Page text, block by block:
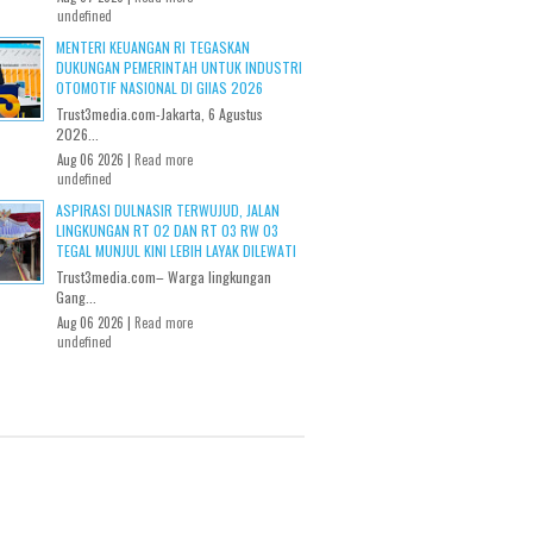
undefined
MENTERI KEUANGAN RI TEGASKAN
DUKUNGAN PEMERINTAH UNTUK INDUSTRI
OTOMOTIF NASIONAL DI GIIAS 2026
Trust3media.com-Jakarta, 6 Agustus
2026...
Aug 06 2026 | Read more
undefined
ASPIRASI DULNASIR TERWUJUD, JALAN
LINGKUNGAN RT 02 DAN RT 03 RW 03
TEGAL MUNJUL KINI LEBIH LAYAK DILEWATI
Trust3media.com– Warga lingkungan
Gang...
Aug 06 2026 | Read more
undefined